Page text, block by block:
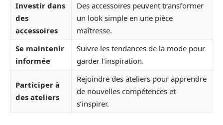
Investir dans
des
accessoires
Des accessoires peuvent transformer
un look simple en une pièce
maîtresse.
Se maintenir
informée
Suivre les tendances de la mode pour
garder l’inspiration.
Participer à
des ateliers
Rejoindre des ateliers pour apprendre
de nouvelles compétences et
s’inspirer.